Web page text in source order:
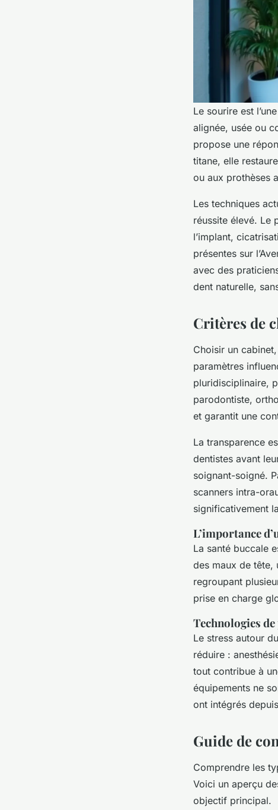
Le sourire est
alignée, usée ou
propose une
titane, elle
ou aux prothèses
Les techniques
réussite élevé. Le
l’implant,
présentes sur
avec des
dent naturelle,
Critères de
Choisir un
paramètres
pluridisciplinaire,
parodontiste,
et garantit une
La transparence
dentistes avant
soignant-soigné.
scanners intra-
significativement
L’importance
La santé buccale
des maux de tête,
regroupant
prise en charge
Technologies
Le stress autour
réduire :
tout contribue à
équipements ne
ont intégrés
Guide de
Comprendre les
Voici un aperçu
objectif principal.